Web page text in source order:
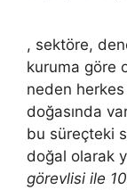
, sektöre,
kuruma göre
neden herkes
doğasında
bu süreçteki
doğal olarak
görevlisi ile